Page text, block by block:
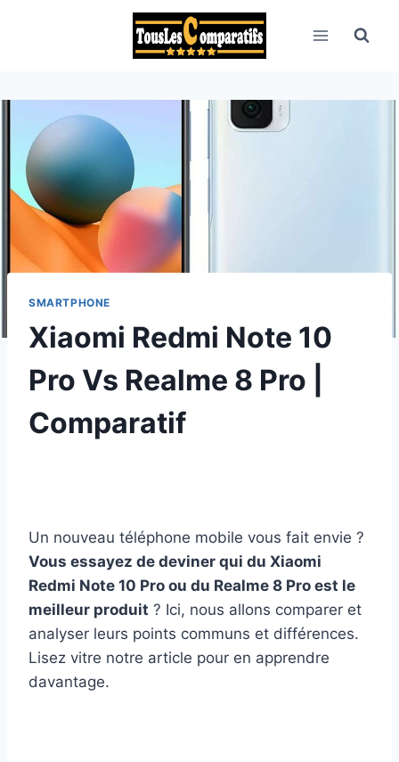
SMARTPHONE
Xiaomi Redmi Note 10
Pro Vs Realme 8 Pro |
Comparatif
Un nouveau téléphone mobile vous fait envie ?
Vous essayez de deviner qui du Xiaomi
Redmi Note 10 Pro ou du Realme 8 Pro est le
meilleur produit ? Ici, nous allons comparer et
analyser leurs points communs et différences.
Lisez vitre notre article pour en apprendre
davantage.